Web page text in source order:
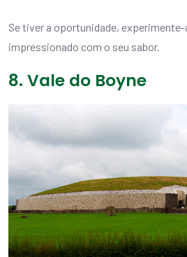
Se tiver a oportunidade,
impressionado com o seu sabor.
8. Vale do Boyne